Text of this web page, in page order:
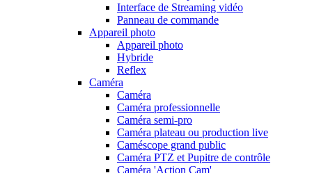
Interface de Streaming vidéo
Panneau de commande
Appareil photo
Appareil photo
Hybride
Reflex
Caméra
Caméra
Caméra professionnelle
Caméra semi-pro
Caméra plateau ou production live
Caméscope grand public
Caméra PTZ et Pupitre de contrôle
Caméra 'Action Cam'